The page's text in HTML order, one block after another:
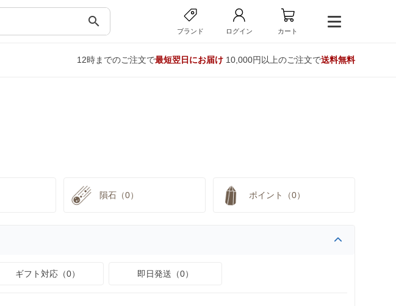
search
ブランド ログイン カート
12時までのご注文で最短翌日にお届け10,000円以上のご注文で送料無料
隕石（0） ポイント（0）
ギフト対応（0） 即日発送（0）